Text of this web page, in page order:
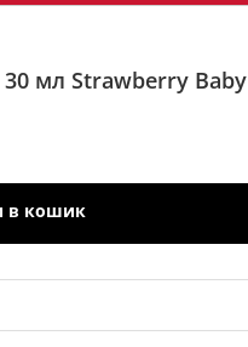
30 мл Strawberry Baby
в кошик